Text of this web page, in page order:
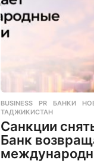
BUSINESS ,PR БАНКИ ,
ТАДЖИКИСТАН
Санкции
Банк